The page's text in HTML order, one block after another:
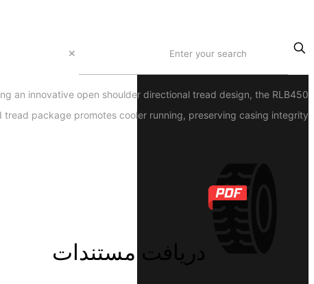
✕
an innovative open shoulder directional tread design, the RLB450
package promotes cooler running, preserving casing integrity.
دریافت مستندات